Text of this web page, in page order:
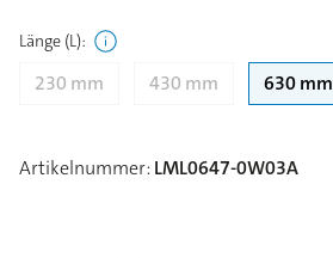
Länge (L):
230 mm 430 mm 630 mm
Artikelnummer:LML0647-0W03A